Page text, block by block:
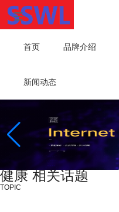
首页 品牌介绍
新闻动态
健康 相关话题
TOPIC